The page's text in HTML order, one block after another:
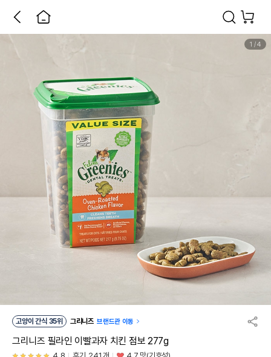
1 /4
고양이 간식 35위 그리니즈 브랜드관 이동
그리니즈 필라인 이빨과자 치킨 점보 277g